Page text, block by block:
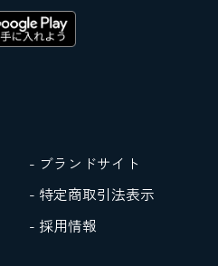
- ブランドサイト
- 特定商取引法表示
- 採用情報